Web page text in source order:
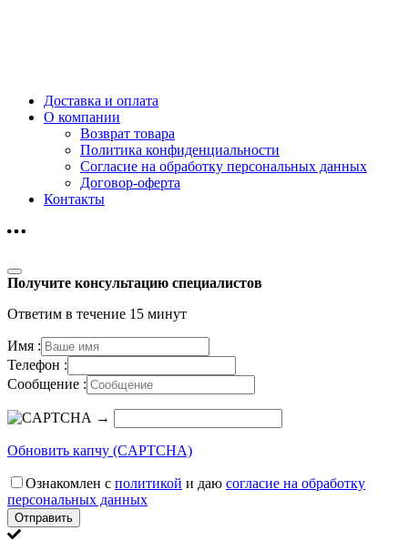
Доставка и оплата
О компании
Возврат товара
Политика конфиденциальности
Согласие на обработку персональных данных
Договор-оферта
Контакты
Получите консультацию специалистов
Ответим в течение 15 минут
Имя :
Телефон :
Сообщение :
→
Обновить капчу (CAPTCHA)
Ознакомлен с политикой и даю согласие на обработку
персональных данных